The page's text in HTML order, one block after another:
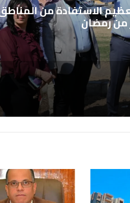
الاستفادة من
من رمضان